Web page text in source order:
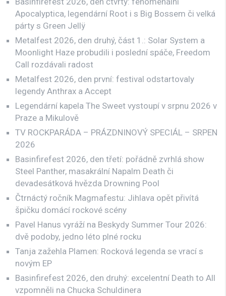
Apocalyptica, legendární Root i s Big Bossem či velká
párty s Green Jellÿ
Metalfest 2026, den druhý, část 1.: Solar System a
Moonlight Haze probudili i poslední spáče, Freedom
Call rozdávali radost
Metalfest 2026, den první: festival odstartovaly
legendy Anthrax a Accept
Legendární kapela The Sweet vystoupí v srpnu 2026 v
Praze a Mikulově
TV ROCKPARÁDA – PRÁZDNINOVÝ SPECIÁL – SRPEN
2026
Basinfirefest 2026, den třetí: pořádně zvrhlá show
Steel Panther, masakrální Napalm Death či
devadesátková hvězda Drowning Pool
Čtrnáctý ročník Magmafestu: Jihlava opět přivítá
špičku domácí rockové scény
Pavel Hanus vyráží na Beskydy Summer Tour 2026:
dvě podoby, jedno léto plné rocku
Tanja zažehla Plamen: Rocková legenda se vrací s
novým EP
Basinfirefest 2026, den druhý: excelentní Death to All
vzpomněli na Chucka Schuldinera